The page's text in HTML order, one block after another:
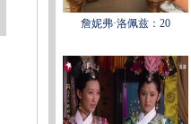
詹妮弗·洛佩兹：20